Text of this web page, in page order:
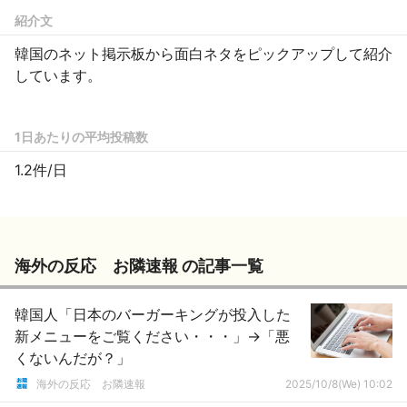
紹介文
韓国のネット掲示板から面白ネタをピックアップして紹介
しています。
1日あたりの平均投稿数
1.2件/日
海外の反応 お隣速報 の記事一覧
韓国人「日本のバーガーキングが投入した
新メニューをご覧ください・・・」→「悪
くないんだが？」
海外の反応 お隣速報 2025/10/8(We) 10:02